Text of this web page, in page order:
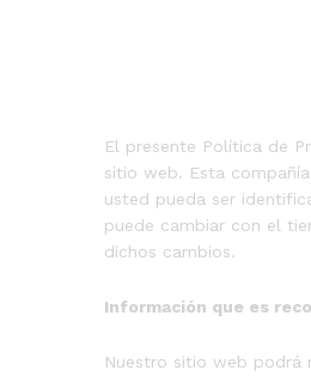
El presente Política de
sitio web. Esta
usted pueda ser
puede cambiar con el
dichos cambios.
Información que es
Nuestro sitio web